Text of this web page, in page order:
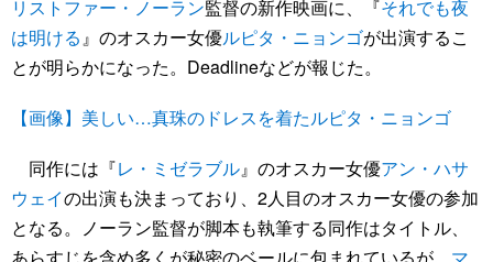
リストファー・ノーラン監督の新作映画に、『それでも夜
は明ける 』のオスカー女優ルピタ・ニョンゴが出演するこ
とが明らかになった。Deadlineなどが報じた。
【画像】美しい…真珠のドレスを着たルピタ・ニョンゴ
同作には『レ・ミゼラブル』のオスカー女優アン・ハサ
ウェイの出演も決まっており、2人目のオスカー女優の参加
となる。ノーラン監督が脚本も執筆する同作はタイトル、